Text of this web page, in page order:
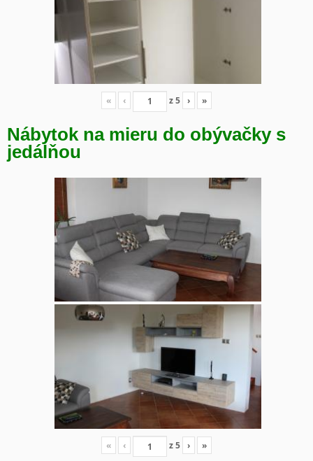
« ‹ z5 › »
Nábytok na mieru do obývačky s
jedálňou
« ‹ z5 › »